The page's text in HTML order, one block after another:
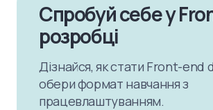
Спробуй себе у
розробці
Дізнайся, як стати Front-end
обери формат навчання з
працевлаштуванням.